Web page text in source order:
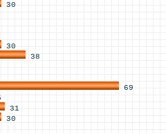
30
30
38
69
31
30